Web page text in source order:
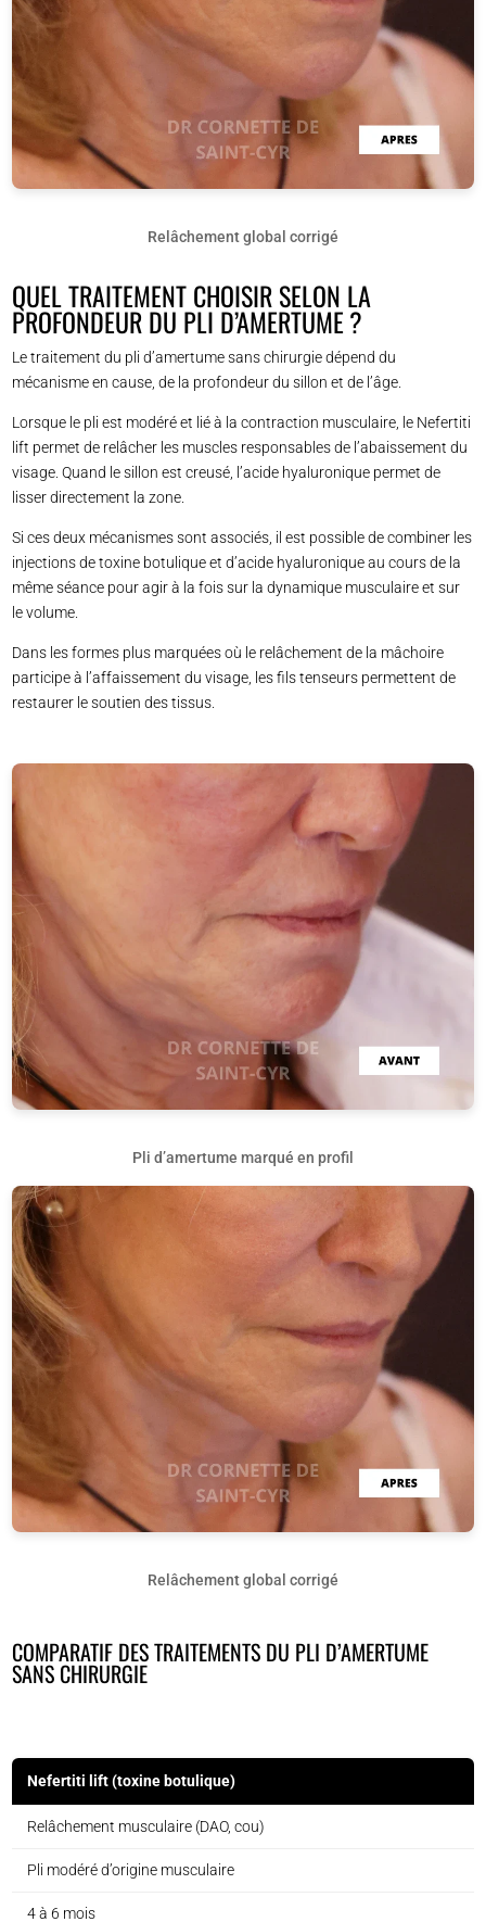
Relâchement global corrigé
QUEL TRAITEMENT CHOISIR SELON LA
PROFONDEUR DU PLI D’AMERTUME ?
Le traitement du pli d’amertume sans chirurgie dépend du
mécanisme en cause, de la profondeur du sillon et de l’âge.
Lorsque le pli est modéré et lié à la contraction musculaire, le Nefertiti
lift permet de relâcher les muscles responsables de l’abaissement du
visage. Quand le sillon est creusé, l’acide hyaluronique permet de
lisser directement la zone.
Si ces deux mécanismes sont associés, il est possible de combiner les
injections de toxine botulique et d’acide hyaluronique au cours de la
même séance pour agir à la fois sur la dynamique musculaire et sur
le volume.
Dans les formes plus marquées où le relâchement de la mâchoire
participe à l’affaissement du visage, les fils tenseurs permettent de
restaurer le soutien des tissus.
Pli d’amertume marqué en profil
Relâchement global corrigé
COMPARATIF DES TRAITEMENTS DU PLI D’AMERTUME
SANS CHIRURGIE
Nefertiti lift (toxine botulique)
Relâchement musculaire (DAO, cou)
Pli modéré d’origine musculaire
4 à 6 mois